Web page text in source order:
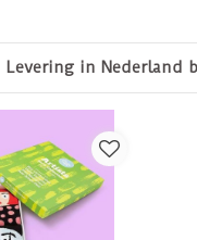
De
14 dagen